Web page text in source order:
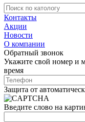
Контакты
Акции
Новости
О компании
Обратный звонок
Укажите свой номер и
время
Защита от
Введите слово на